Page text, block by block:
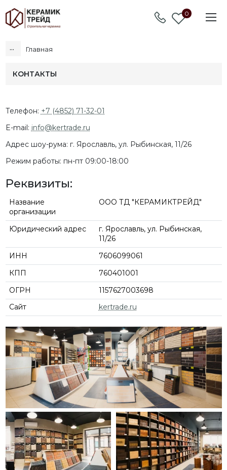
0
... Главная
КОНТАКТЫ
Телефон: +7 (4852) 71-32-01
E-mail: info@kertrade.ru
Адрес шоу-рума: г. Ярославль, ул. Рыбинская, 11/26
Режим работы: пн-пт 09:00-18:00
Реквизиты:
Название
организации
ООО ТД "КЕРАМИКТРЕЙД"
Юридический адрес
г. Ярославль, ул. Рыбинская,
11/26
ИНН
7606099061
КПП
760401001
ОГРН
1157627003698
Сайт
kertrade.ru